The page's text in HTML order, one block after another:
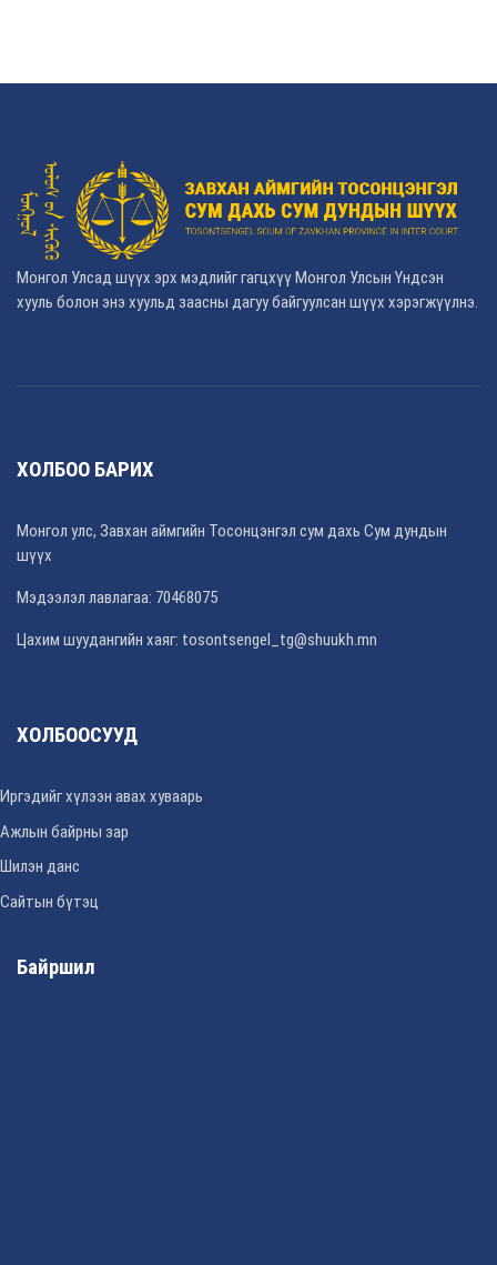
Монгол Улсад шүүх эрх мэдлийг гагцхүү Монгол Улсын Үндсэн
хууль болон энэ хуульд заасны дагуу байгуулсан шүүх хэрэгжүүлнэ.
ХОЛБОО БАРИХ
Монгол улс, Завхан аймгийн Тосонцэнгэл сум дахь Сум дундын
шүүх
Мэдээлэл лавлагаа: 70468075
Цахим шуудангийн хаяг: tosontsengel_tg@shuukh.mn
ХОЛБООСУУД
Иргэдийг хүлээн авах хуваарь
Ажлын байрны зар
Шилэн данс
Сайтын бүтэц
Байршил